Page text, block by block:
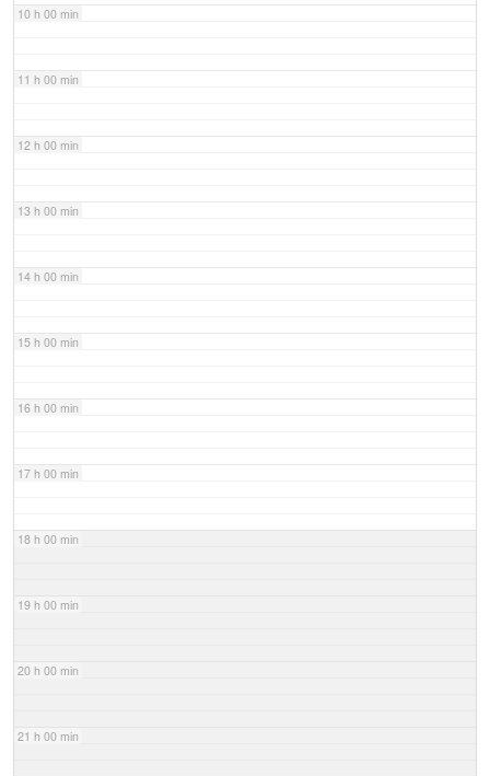
10 h 00 min
11 h 00 min
12 h 00 min
13 h 00 min
14 h 00 min
15 h 00 min
16 h 00 min
17 h 00 min
18 h 00 min
19 h 00 min
20 h 00 min
21 h 00 min